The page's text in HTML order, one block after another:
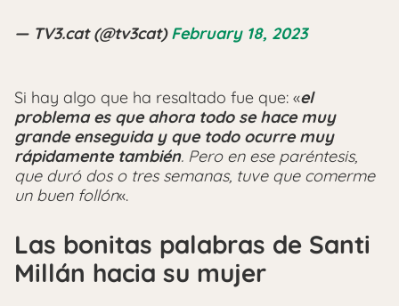
— TV3.cat (@tv3cat)February 18, 2023
Si hay algo que ha resaltado fue que: «el
problema es que ahora todo se hace muy
grande enseguida y que todo ocurre muy
rápidamente también. Pero en ese paréntesis,
que duró dos o tres semanas, tuve que comerme
un buen follón«.
Las bonitas palabras de Santi
Millán hacia su mujer